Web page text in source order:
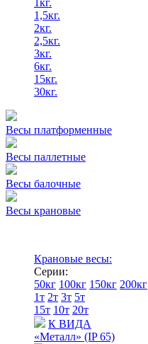
1кг.
1,5кг.
2кг.
2,5кг.
3кг.
6кг.
15кг.
30кг.
Весы платформенные
Весы паллетные
Весы балочные
Весы крановые
Крановые весы:
Серии:
50кг 100кг 150кг 200кг
1т 2т 3т 5т
15т 10т 20т
К ВИДА
«Металл» (IP 65)